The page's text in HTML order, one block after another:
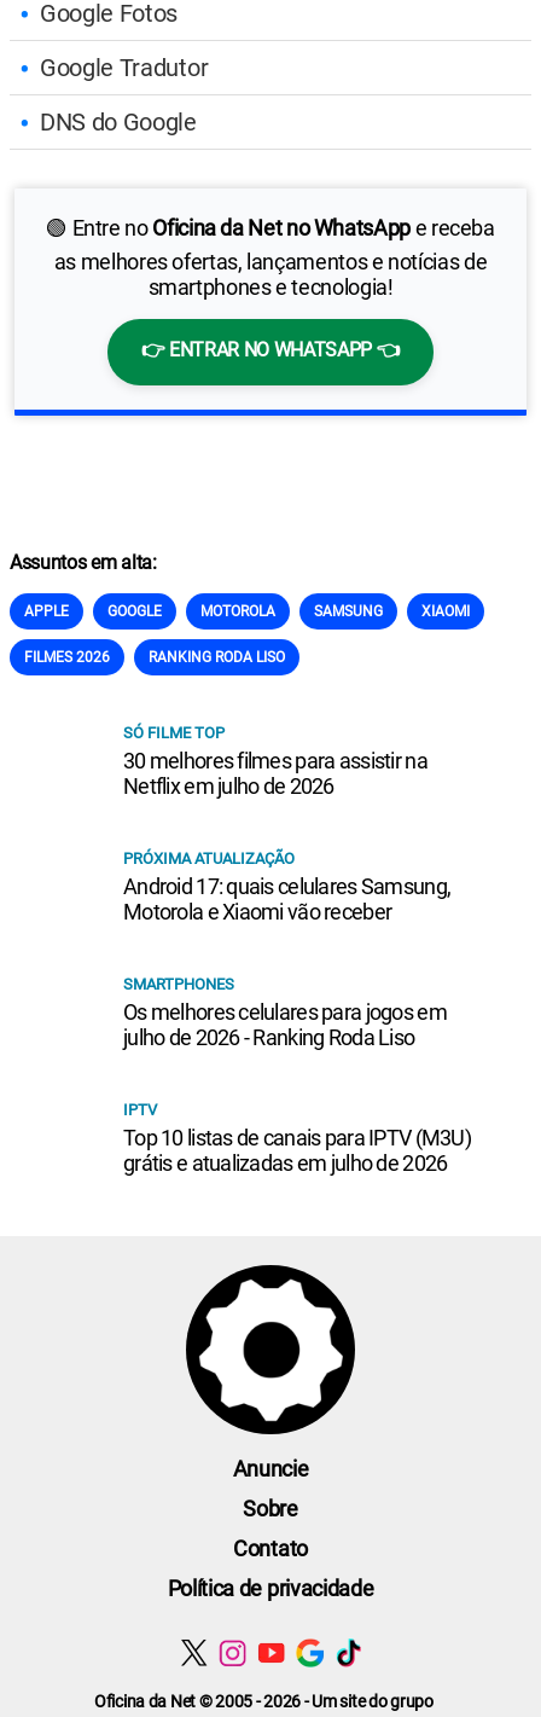
Google Fotos
Google Tradutor
DNS do Google
🟢 Entre noOficina da Net no WhatsAppe receba
as melhores ofertas, lançamentos e notícias de
smartphones e tecnologia!
👉 ENTRAR NO WHATSAPP 👈
Assuntos em alta:
APPLE GOOGLE MOTOROLA SAMSUNG XIAOMI
FILMES 2026 RANKING RODA LISO
SÓ FILME TOP
30 melhores filmes para assistir na
Netflix em julho de 2026
PRÓXIMA ATUALIZAÇÃO
Android 17: quais celulares Samsung,
Motorola e Xiaomi vão receber
SMARTPHONES
Os melhores celulares para jogos em
julho de 2026 - Ranking Roda Liso
IPTV
Top 10 listas de canais para IPTV (M3U)
grátis e atualizadas em julho de 2026
Oficina da Net © 2005 - 2026 - Um site do grupo
Anuncie
Sobre
Contato
Política de privacidade